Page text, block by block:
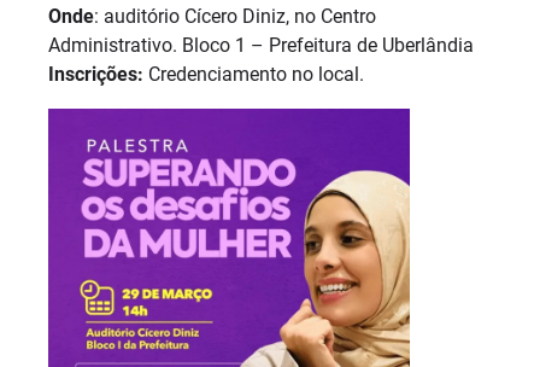
Onde: auditório Cícero Diniz, no Centro
Administrativo. Bloco 1 – Prefeitura de Uberlândia
Inscrições: Credenciamento no local.